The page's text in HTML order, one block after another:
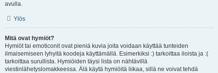
avulla.
Ylös
Mitä ovat hymiöt?
Hymiöt tai emoticonit ovat pieniä kuvia joita voidaan käyttää tunteiden
ilmaisemiseen lyhyitä koodeja käyttämällä. Esimerkiksi :) tarkoittaa iloista ja :(
tarkoittaa surullista. Hymiöiden täysi lista on nähtävillä
viestinlähetyslomakkeessa. Älä käytä hymiöitä liikaa, sillä ne voivat tehdä